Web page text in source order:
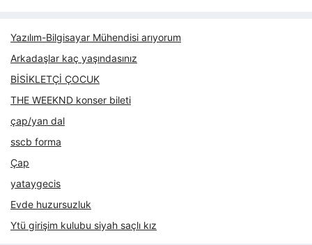
Yazılım-Bilgisayar Mühendisi arıyorum
Arkadaşlar kaç yaşındasınız
BİSİKLETÇİ ÇOCUK
THE WEEKND konser bileti
çap/yan dal
sscb forma
Çap
yataygecis
Evde huzursuzluk
Ytü girişim kulubu siyah saçlı kız